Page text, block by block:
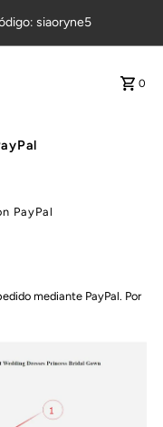
siaoryne5
0
PayPal
mediante PayPal. Por